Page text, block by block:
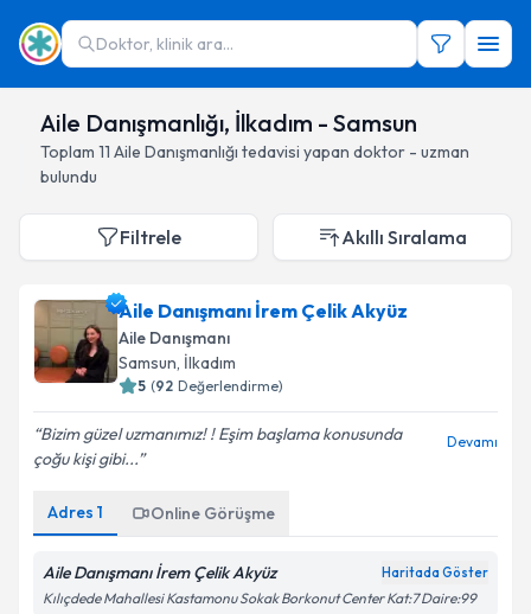
Doktor, klinik ara...
Aile Danışmanlığı, İlkadım - Samsun
Toplam 11 Aile Danışmanlığı tedavisi yapan doktor - uzman
bulundu
Filtrele Akıllı Sıralama
Aile Danışmanı İrem Çelik Akyüz
Aile Danışmanı
Samsun, İlkadım
5 (92 Değerlendirme)
Bizim güzel uzmanımız! ! Eşim başlama konusunda
çoğu kişi gibi...
Devamı
Adres 1 Online Görüşme
Aile Danışmanı İrem Çelik Akyüz Haritada Göster
Kılıçdede Mahallesi Kastamonu Sokak Borkonut Center Kat:7 Daire:99